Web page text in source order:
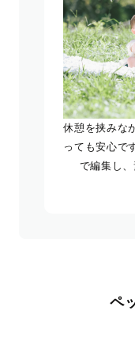
休憩を挟みな
っても安心で
で編集し、
ペ